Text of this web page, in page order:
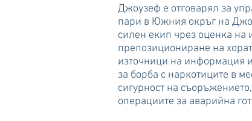
Джоузеф е отговарял за
пари в Южния окръг на
силен екип чрез оценка
препозициониране на
източници на информация
за борба с наркотиците в
сигурност на
операциите за аварийна